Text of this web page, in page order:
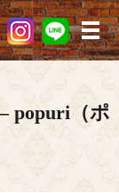
メ
popuri（ポ